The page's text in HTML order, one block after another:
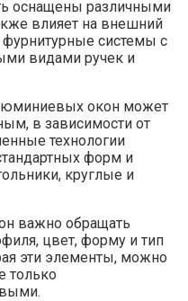
оснащены различными
влияет на внешний
системы с
видами ручек и
окон может
в зависимости от
технологии
форм и
круглые и
важно обращать
цвет, форму и тип
эти элементы, можно
только